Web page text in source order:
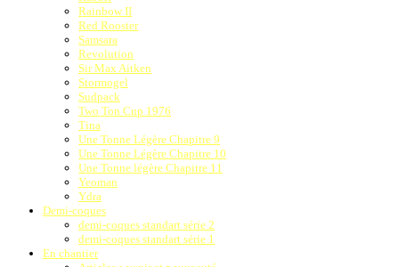
Rainbow II
Red Rooster
Samsara
Revolution
Sir Max Aitken
Stormogel
Sudpack
Two Ton Cup 1976
Tina
Une Tonne Légère Chapitre 9
Une Tonne Légère Chapitre 10
Une Tonne légère Chapitre 11
Yeoman
Ydra
Demi-coques
demi-coques standart série 2
demi-coques standart série 1
En chantier